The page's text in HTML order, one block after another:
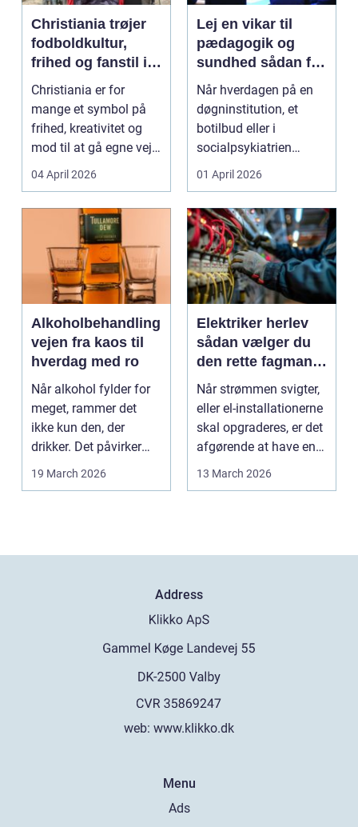
Christiania trøjer
fodboldkultur,
frihed og fanstil i
ét
Christiania er for
mange et symbol på
frihed, kreativitet og
mod til at gå egne veje.
Den samme ånd ...
04 April 2026
Lej en vikar til
pædagogik og
sundhed sådan får
du den rette hjælp
Når hverdagen på en
døgninstitution, et
botilbud eller i
socialpsykiatrien
pludselig ændrer sig,
kan...
01 April 2026
Alkoholbehandling
vejen fra kaos til
hverdag med ro
Når alkohol fylder for
meget, rammer det
ikke kun den, der
drikker. Det påvirker
også familie, arbej...
19 March 2026
Elektriker herlev
sådan vælger du
den rette fagmand
til dine el-opgaver
Når strømmen svigter,
eller el-installationerne
skal opgraderes, er det
afgørende at have en
pålidel...
13 March 2026
Address
web: www.klikko.dk
Menu
Ads